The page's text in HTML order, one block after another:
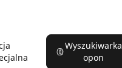
Wyszukiwarka
opon